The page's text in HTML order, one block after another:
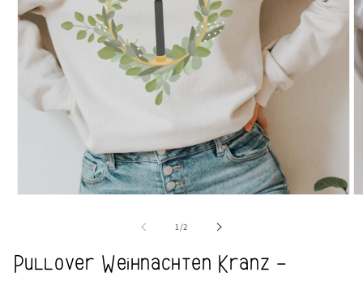
1/von
2
Pullover Weihnachten Kranz -